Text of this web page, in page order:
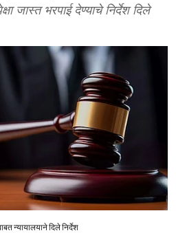
जास्त भरपाई देण्याचे निर्देश दिले
न्यायालयाने दिले निर्देश